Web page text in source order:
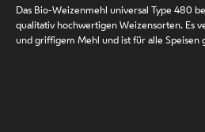
Das Bio-Weizenmehl universal Type 480
qualitativ hochwertigen Weizensorten. Es
und griffigem Mehl und ist für alle Speisen